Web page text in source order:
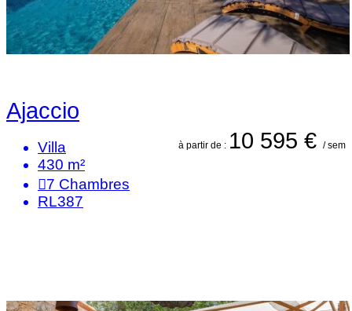
Ajaccio
à partir de : 10 595 € / sem
Villa
430 m²
7 Chambres
RL387